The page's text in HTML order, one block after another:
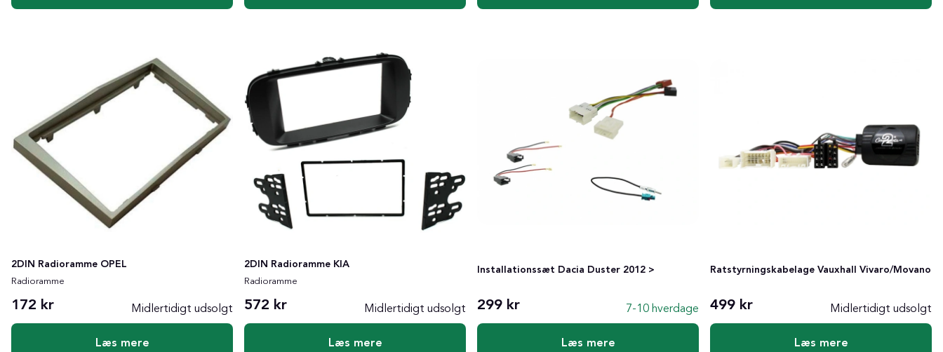
2DIN Radioramme OPEL
Radioramme
172 kr Midlertidigt udsolgt
Læs mere
2DIN Radioramme KIA
Radioramme
572 kr Midlertidigt udsolgt
Læs mere
Installationssæt Dacia Duster 2012 >
299 kr 7-10 hverdage
Læs mere
Ratstyrningskabelage Vauxhall Vivaro/Movano
499 kr Midlertidigt udsolgt
Læs mere